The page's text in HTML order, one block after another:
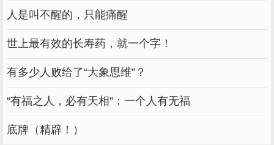
人是叫不醒的，只能痛醒
世上最有效的长寿药，就一个字！
有多少人败给了“大象思维”？
“有福之人，必有天相”：一个人有无福
底牌（精辟！）